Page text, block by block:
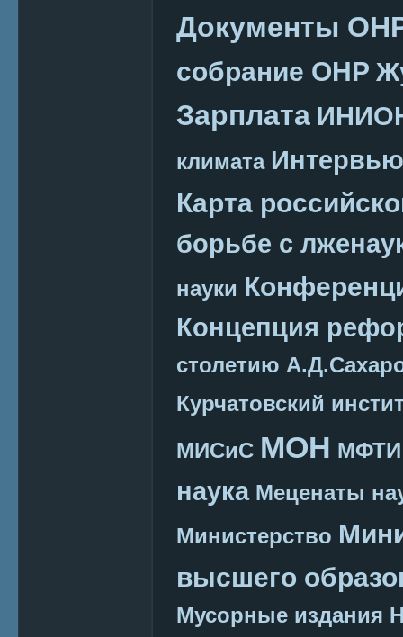
Документы
собрание ОНР
Зарплата
климата Интервью
Карта
борьбе с
науки
Концепция
столетию
Курчатовский
МИСиС МОН МФТИ
наука Меценаты
Министерство
высшего
Мусорные издания